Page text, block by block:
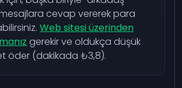
cevap vererek para
Web sitesi üzerinden
gerekir ve oldukça düşük
öder (dakikada ₺3,8).